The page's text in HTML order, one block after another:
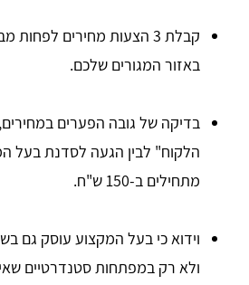
קבלת 3 הצעות מחירים
באזור המגורים שלכם.
בדיקה של גובה הפערים
הלקוח" לבין הגעה לסדנת בעל
מתחילים ב-150 ש"ח.
וידוא כי בעל המקצוע עוסק גם
ולא רק במפתחות סטנדרטיים